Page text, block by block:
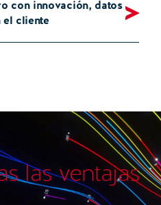
con innovación, datos
el cliente
las ventajas